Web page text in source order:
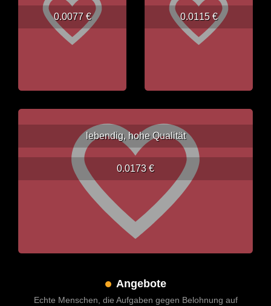
0.0077 € 0.0115 €
lebendig, hohe Qualität
0.0173 €
Angebote
Echte Menschen, die Aufgaben gegen Belohnung auf